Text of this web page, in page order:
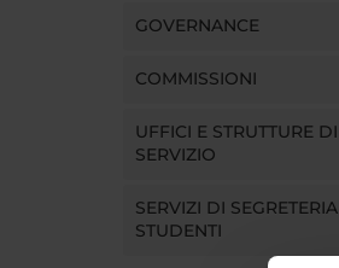
GOVERNANCE
COMMISSIONI
UFFICI E STRUTTURE DI
SERVIZIO
SERVIZI DI SEGRETERIA
STUDENTI